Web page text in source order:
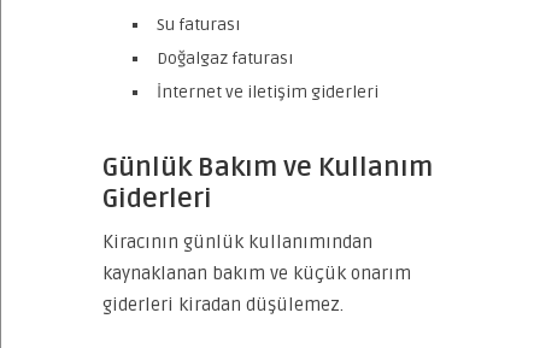
Su faturası
Doğalgaz faturası
İnternet ve iletişim giderleri
Günlük Bakım ve Kullanım
Giderleri
Kiracının günlük kullanımından
kaynaklanan bakım ve küçük onarım
giderleri kiradan düşülemez.